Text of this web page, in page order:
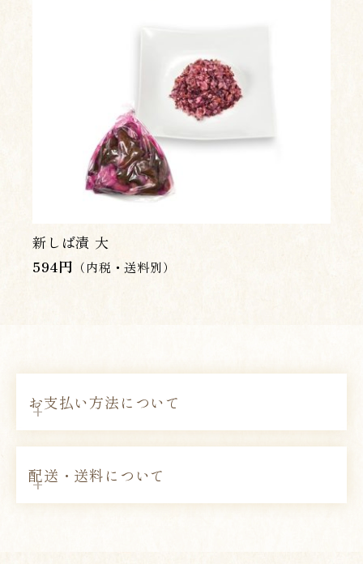
新しば漬 大
594円 （内税・送料別）
お支払い方法について
配送・送料について